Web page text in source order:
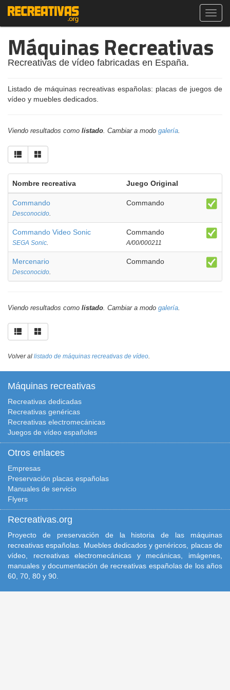
Máquinas Recreativas
Recreativas de vídeo fabricadas en España.
Listado de máquinas recreativas españolas: placas de juegos de
vídeo y muebles dedicados.
Viendo resultados como listado. Cambiar a modo galería.
Nombre recreativa Juego Original
Commando
Desconocido.
Commando
Commando Video Sonic
SEGA Sonic.
Commando
A/00/000211
Mercenario
Desconocido.
Commando
Viendo resultados como listado. Cambiar a modo galería.
Volver al listado de máquinas recreativas de vídeo.
Máquinas recreativas
Recreativas dedicadas
Recreativas genéricas
Recreativas electromecánicas
Juegos de vídeo españoles
Otros enlaces
Empresas
Preservación placas españolas
Manuales de servicio
Flyers
Recreativas.org
Proyecto de preservación de la historia de las máquinas
recreativas españolas. Muebles dedicados y genéricos, placas de
vídeo, recreativas electromecánicas y mecánicas, imágenes,
manuales y documentación de recreativas españolas de los años
60, 70, 80 y 90.